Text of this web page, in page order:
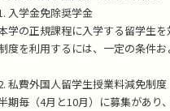
入学金免除奨学金
学の正規課程に入学する留学生を
度を利用するには、一定の条件お
私費外国人留学生授業料減免制度
期毎（4月と10月）に募集があり